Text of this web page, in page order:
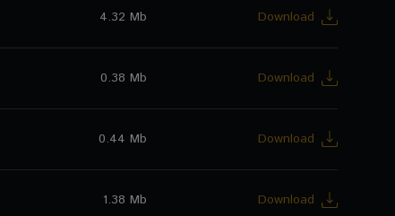
4.32 Mb Download
0.38 Mb Download
0.44 Mb Download
1.38 Mb Download